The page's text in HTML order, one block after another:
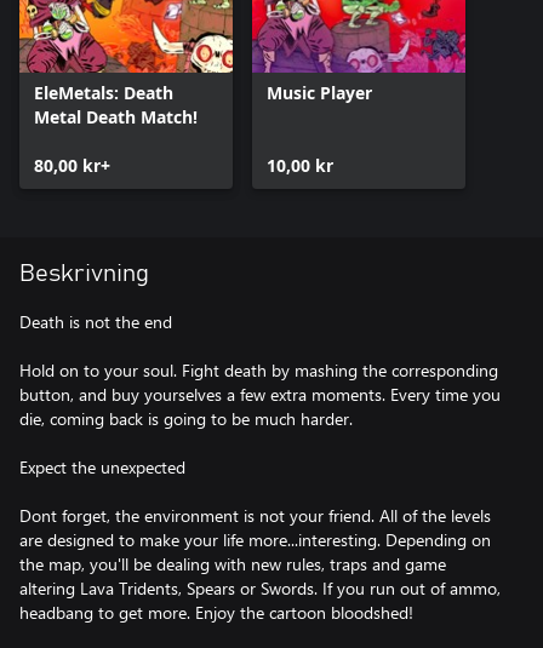
EleMetals: Death
Metal Death Match!
80,00 kr+
Music Player
10,00 kr
Beskrivning
Death is not the end
Hold on to your soul. Fight death by mashing the corresponding
button, and buy yourselves a few extra moments. Every time you
die, coming back is going to be much harder.
Expect the unexpected
Dont forget, the environment is not your friend. All of the levels
are designed to make your life more...interesting. Depending on
the map, you'll be dealing with new rules, traps and game
altering Lava Tridents, Spears or Swords. If you run out of ammo,
headbang to get more. Enjoy the cartoon bloodshed!